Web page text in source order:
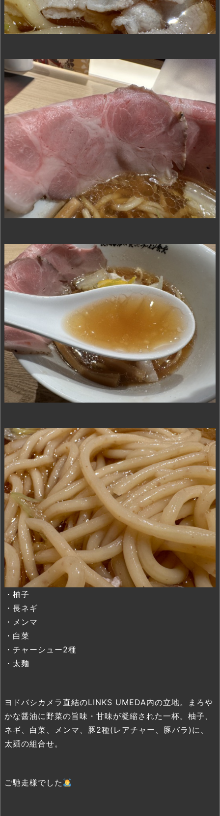
・柚子
・長ネギ
・メンマ
・白菜
・チャーシュー2種
・太麺
ヨドバシカメラ直結のLINKS UMEDA内の立地。まろや
かな醤油に野菜の旨味・甘味が凝縮された一杯。柚子、
ネギ、白菜、メンマ、豚2種(レアチャー、豚バラ)に、
太麺の組合せ。
ご馳走様でした